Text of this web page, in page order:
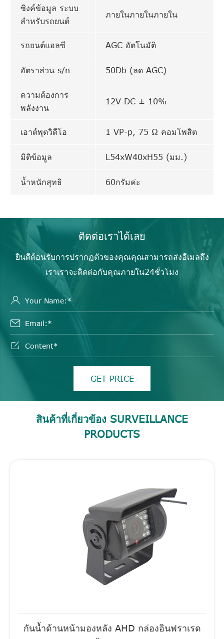
ซิงค์ข้อมูล ระบบ
สำหรับรถยนต์
ภายในภายในภายใน
รถยนต์แอลซี AGC อัตโนมัติ
อัตราส่วน s/n 50Db (ลด AGC)
ความต้องการ
พลังงาน
12V DC ± 10%
เอาต์พุตวิดีโอ 1 VP-p, 75 Ω คอมโพสิต
มิติข้อมูล L54xW40xH55 (มม.)
น้ำหนักสุทธิ 60กรัมค่ะ
ติดต่อเราได้เลย
ยินดีต้อนรับการปรากฏตัวของคุณคุณสามารถส่งอีเมลถึง
เราเราจะติดต่อกับคุณภายใน24ชั่วโมง



GET PRICE
สินค้าที่เกี่ยวข้อง SURVEILLANCE
PRODUCTS
กันน้ำด้านหน้ามองหลัง AHD กล่องอินฟราเรด